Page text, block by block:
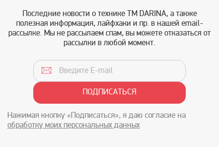
Последние новости о технике TM DARINA, а также
полезная информация, лайфхаки и пр. в нашей email-
рассылке. Мы не рассылаем спам, вы можете отказаться от
рассылки в любой момент.
Нажимая кнопку «Подписаться», я даю согласие на
обработку моих персональных данных